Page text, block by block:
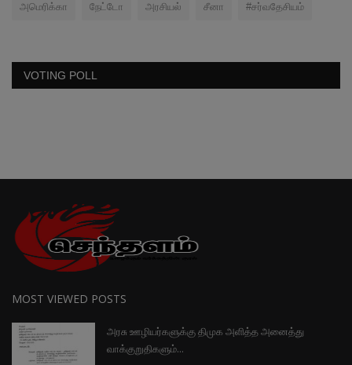
அமெரிக்கா நேட்டோ அரசியல் சீனா #சர்வதேசியம்
VOTING POLL
MOST VIEWED POSTS
அரசு ஊழியர்களுக்கு திமுக அளித்த அனைத்து
வாக்குறுதிகளும்...